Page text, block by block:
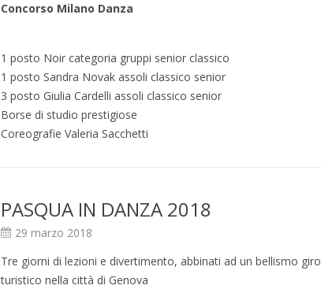
Concorso Milano Danza
1 posto Noir categoria gruppi senior classico
1 posto Sandra Novak assoli classico senior
3 posto Giulia Cardelli assoli classico senior
Borse di studio prestigiose
Coreografie Valeria Sacchetti
PASQUA IN DANZA 2018
29 marzo 2018
Tre giorni di lezioni e divertimento, abbinati ad un bellismo giro
turistico nella città di Genova